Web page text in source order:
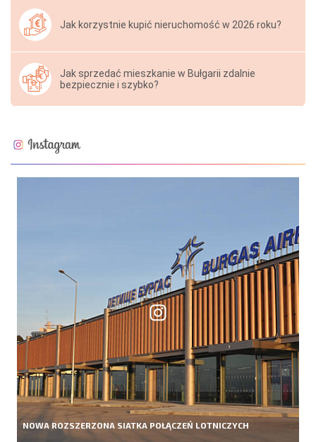
Jak korzystnie kupić nieruchomość w 2026 roku?
Jak sprzedać mieszkanie w Bułgarii zdalnie
bezpiecznie i szybko?
NOWA ROZSZERZONA SIATKA POŁĄCZEŃ LOTNICZYCH